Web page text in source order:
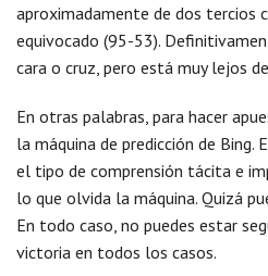
aproximadamente de dos tercios
equivocado (95-53).
cara o cruz, pero está muy lejos
En otras palabras, para hacer
la máquina de predicción de Bing.
el tipo de comprensión tácita e
lo que olvida la máquina. Quizá
En todo caso, no puedes estar
victoria en todos los casos.